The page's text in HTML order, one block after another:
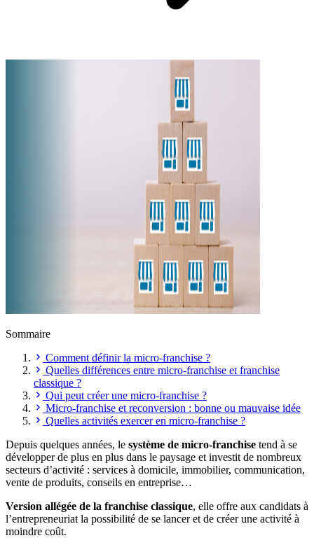
Sommaire
Comment définir la micro-franchise ?
Quelles différences entre micro-franchise et franchise
classique ?
Qui peut créer une micro-franchise ?
Micro-franchise et reconversion : bonne ou mauvaise idée
Quelles activités exercer en micro-franchise ?
Depuis quelques années, le système de micro-franchise tend à se
développer de plus en plus dans le paysage et investit de nombreux
secteurs d’activité : services à domicile, immobilier, communication,
vente de produits, conseils en entreprise…
Version allégée de la franchise classique, elle offre aux candidats à
l’entrepreneuriat la possibilité de se lancer et de créer une activité à
moindre coût.